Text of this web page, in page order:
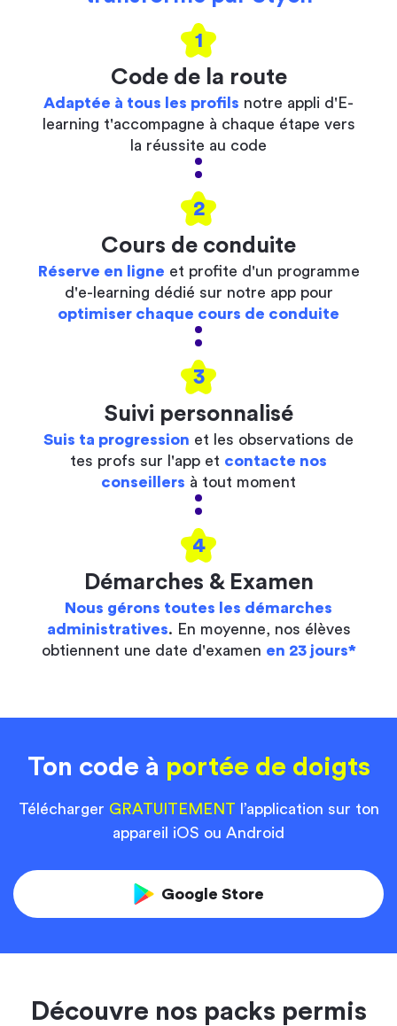
1
Code de la route
Adaptée à tous les profils notre appli d'E-
learning t'accompagne à chaque étape vers
la réussite au code
2
Cours de conduite
Réserve en ligne et profite d'un programme
d'e-learning dédié sur notre app pour
optimiser chaque cours de conduite
3
Suivi personnalisé
Suis ta progression et les observations de
tes profs sur l'app et contacte nos
conseillers à tout moment
4
Démarches & Examen
Nous gérons toutes les démarches
administratives. En moyenne, nos élèves
obtiennent une date d'examen en 23 jours*
Ton code à portée de doigts
Télécharger GRATUITEMENT l’application sur ton
appareil iOS ou Android
Google Store
Découvre nos packs permis